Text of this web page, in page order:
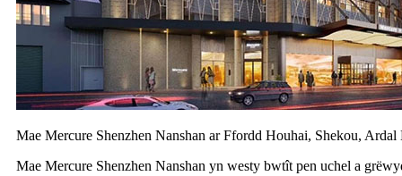
Mae Mercure Shenzhen Nanshan ar Ffordd Houhai, Shekou,
Mae Mercure Shenzhen Nanshan yn westy bwtît pen uchel a